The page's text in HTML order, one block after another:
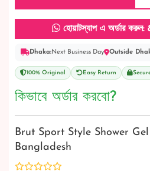
হোয়াটস্যাপ এ অর্ডার
Dhaka:Next Business Day Outside
100% Original Easy Return
কিভাবে অর্ডার করবো?
Brut Sport Style Shower
Bangladesh